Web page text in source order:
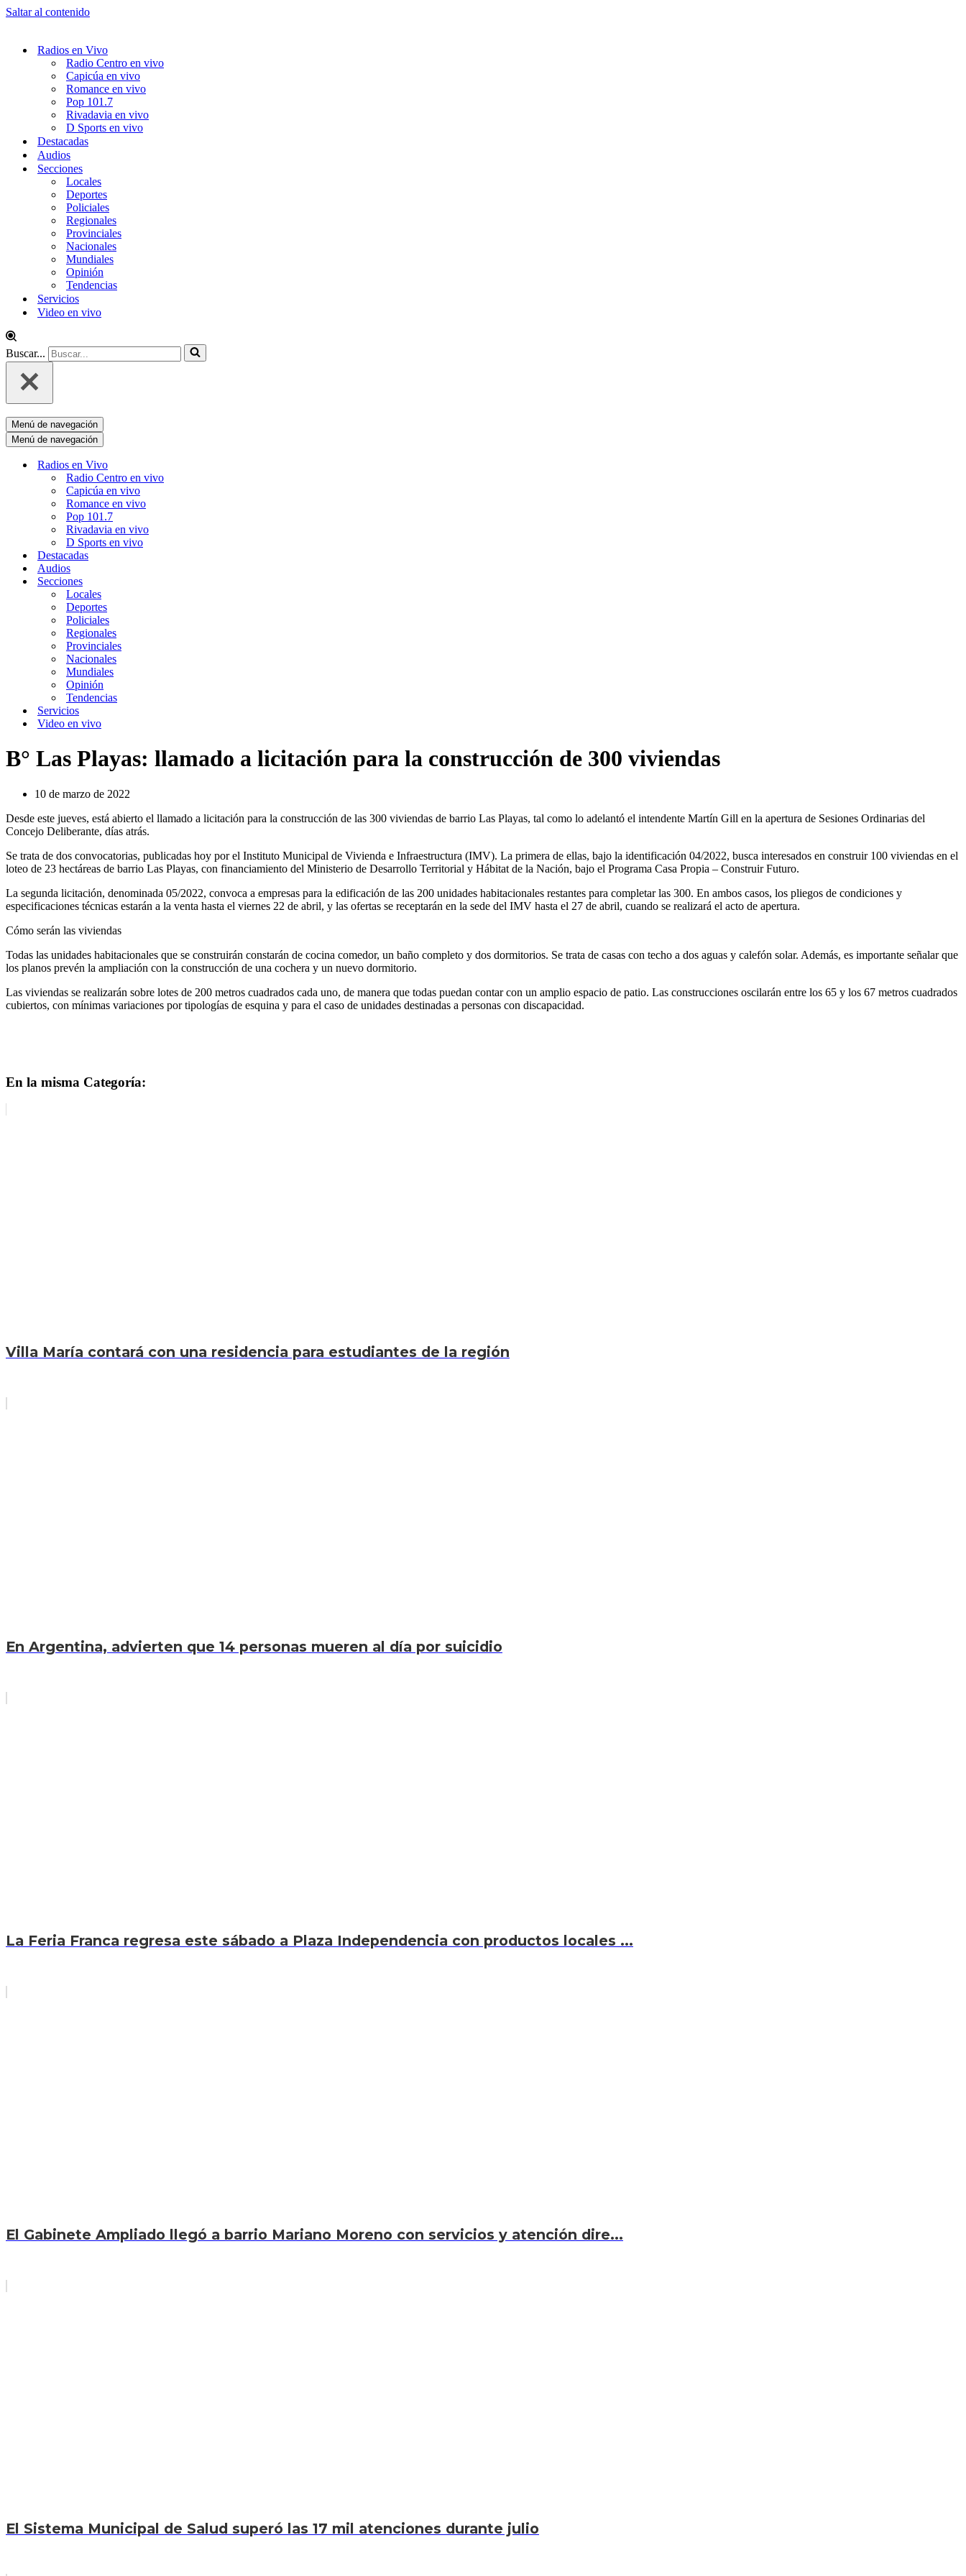
Saltar al contenido
Radios en Vivo
Radio Centro en vivo
Capicúa en vivo
Romance en vivo
Pop 101.7
Rivadavia en vivo
D Sports en vivo
Destacadas
Audios
Secciones
Locales
Deportes
Policiales
Regionales
Provinciales
Nacionales
Mundiales
Opinión
Tendencias
Servicios
Video en vivo
Buscar...
Menú de navegación
Menú de navegación
Radios en Vivo
Radio Centro en vivo
Capicúa en vivo
Romance en vivo
Pop 101.7
Rivadavia en vivo
D Sports en vivo
Destacadas
Audios
Secciones
Locales
Deportes
Policiales
Regionales
Provinciales
Nacionales
Mundiales
Opinión
Tendencias
Servicios
Video en vivo
B° Las Playas: llamado a licitación para la construcción de 300 viviendas
10 de marzo de 2022
Desde este jueves, está abierto el llamado a licitación para la construcción de las 300 viviendas de barrio Las Playas, tal como lo adelantó el intendente Martín Gill en la apertura de Sesiones Ordinarias del
Concejo Deliberante, días atrás.
Se trata de dos convocatorias, publicadas hoy por el Instituto Municipal de Vivienda e Infraestructura (IMV). La primera de ellas, bajo la identificación 04/2022, busca interesados en construir 100 viviendas en el
loteo de 23 hectáreas de barrio Las Playas, con financiamiento del Ministerio de Desarrollo Territorial y Hábitat de la Nación, bajo el Programa Casa Propia – Construir Futuro.
La segunda licitación, denominada 05/2022, convoca a empresas para la edificación de las 200 unidades habitacionales restantes para completar las 300. En ambos casos, los pliegos de condiciones y
especificaciones técnicas estarán a la venta hasta el viernes 22 de abril, y las ofertas se receptarán en la sede del IMV hasta el 27 de abril, cuando se realizará el acto de apertura.
Cómo serán las viviendas
Todas las unidades habitacionales que se construirán constarán de cocina comedor, un baño completo y dos dormitorios. Se trata de casas con techo a dos aguas y calefón solar. Además, es importante señalar que
los planos prevén la ampliación con la construcción de una cochera y un nuevo dormitorio.
Las viviendas se realizarán sobre lotes de 200 metros cuadrados cada uno, de manera que todas puedan contar con un amplio espacio de patio. Las construcciones oscilarán entre los 65 y los 67 metros cuadrados
cubiertos, con mínimas variaciones por tipologías de esquina y para el caso de unidades destinadas a personas con discapacidad.
En la misma Categoría:
Villa María contará con una residencia para estudiantes de la región
En Argentina, advierten que 14 personas mueren al día por suicidio
La Feria Franca regresa este sábado a Plaza Independencia con productos locales ...
El Gabinete Ampliado llegó a barrio Mariano Moreno con servicios y atención dire...
El Sistema Municipal de Salud superó las 17 mil atenciones durante julio